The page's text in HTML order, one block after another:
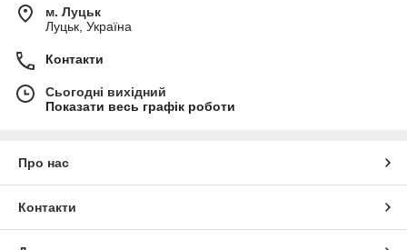
м. Луцьк
Луцьк, Україна
Контакти
Сьогодні вихідний
Показати весь графік роботи
Про нас
Контакти